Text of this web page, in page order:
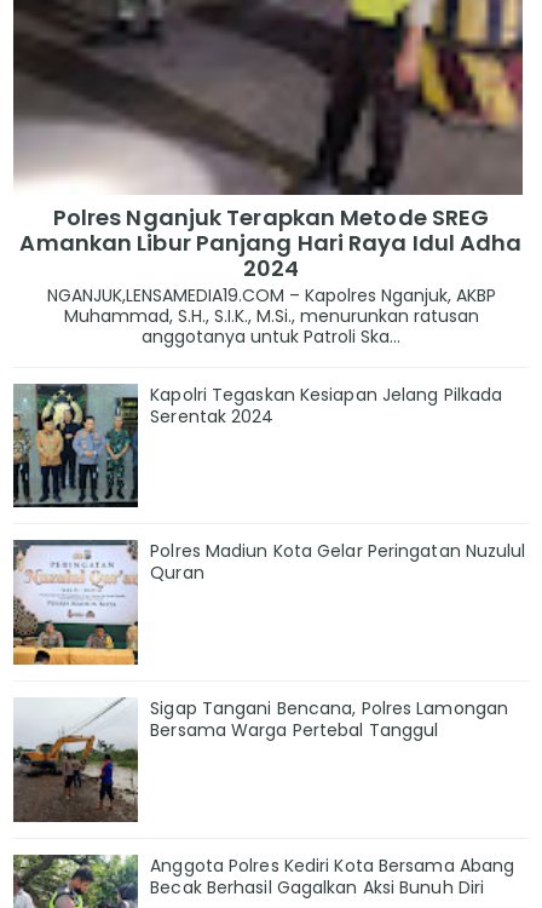
Polres Nganjuk Terapkan Metode SREG
Amankan Libur Panjang Hari Raya Idul Adha
2024
NGANJUK,LENSAMEDIA19.COM – Kapolres Nganjuk, AKBP
Muhammad, S.H., S.I.K., M.Si., menurunkan ratusan
anggotanya untuk Patroli Ska...
Kapolri Tegaskan Kesiapan Jelang Pilkada
Serentak 2024
Polres Madiun Kota Gelar Peringatan Nuzulul
Quran
Sigap Tangani Bencana, Polres Lamongan
Bersama Warga Pertebal Tanggul
Anggota Polres Kediri Kota Bersama Abang
Becak Berhasil Gagalkan Aksi Bunuh Diri